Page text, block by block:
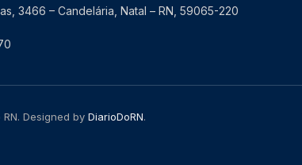
3466 – Candelária, Natal – RN, 59065-220
Designed byDiarioDoRN.